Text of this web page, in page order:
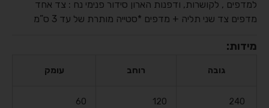
למדפים , לקושרות, ודפנות הארון סידור פנימי נח : צד אחד
מדפים צד שני תליה + מדפים *סטייה מותרת של עד 3 ס”מ
מידות:
גובה רוחב עומק
120
60